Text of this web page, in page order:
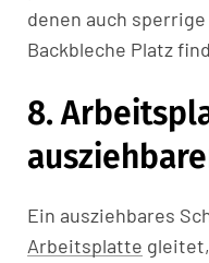
denen auch
Backbleche Platz
8.
Ein ausziehbares
Arbeitsplatte